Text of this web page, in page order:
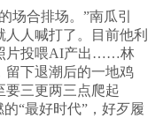
合排场。”南瓜引
人喊打了。目前他利
照片投喂AI产出……林
留下退潮后的一地鸡
要三更两三点爬起
“最好时代”，好歹履